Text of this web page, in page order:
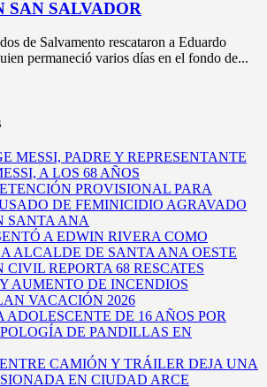
SAN SALVADOR
de Salvamento rescataron a Eduardo
permaneció varios días en el fondo de...
MESSI, PADRE Y REPRESENTANTE
A LOS 68 AÑOS
PROVISIONAL PARA
DE FEMINICIDIO AGRAVADO
SANTA ANA
A EDWIN RIVERA COMO
ALCALDE DE SANTA ANA OESTE
CIVIL REPORTA 68 RESCATES
AUMENTO DE INCENDIOS
VACACIÓN 2026
ADOLESCENTE DE 16 AÑOS POR
DE PANDILLAS EN
CAMIÓN Y TRÁILER DEJA UNA
EN CIUDAD ARCE